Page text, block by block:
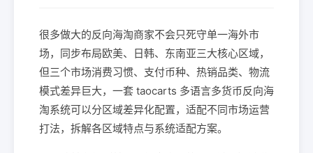
很多做大的反向海淘商家不会只死守单一海外市
场，同步布局欧美、日韩、东南亚三大核心区域，
但三个市场消费习惯、支付币种、热销品类、物流
模式差异巨大，一套 taocarts 多语言多货币反向海
淘系统可以分区域差异化配置，适配不同市场运营
打法，拆解各区域特点与系统适配方案。